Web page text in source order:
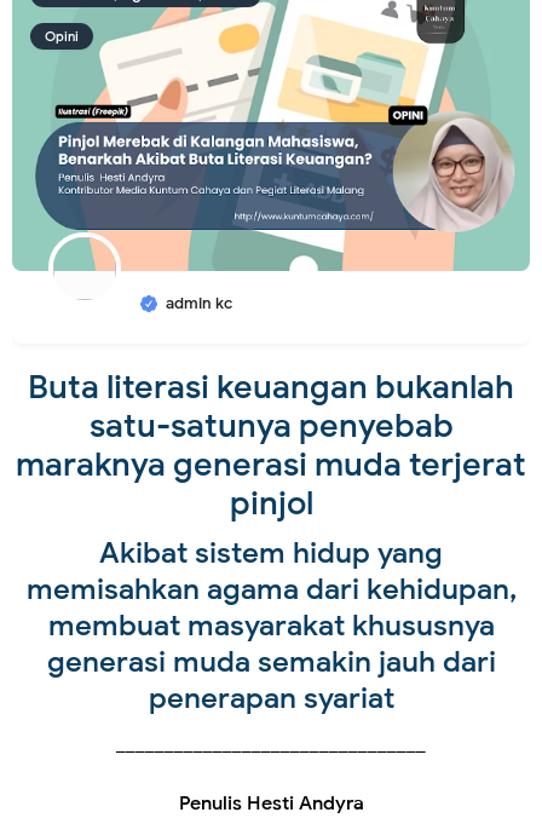
Opini
admin kc
Buta literasi keuangan bukanlah
satu-satunya penyebab
maraknya generasi muda terjerat
pinjol
Akibat sistem hidup yang
memisahkan agama dari kehidupan,
membuat masyarakat khususnya
generasi muda semakin jauh dari
penerapan syariat
Penulis Hesti Andyra